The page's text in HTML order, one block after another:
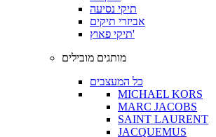
תיקי נסיעה
אביזרי תיקים
תיקי פאוץ'
מותגים מובילים
כל המעצבים
MICHAEL KORS
MARC JACOBS
SAINT LAURENT
JACQUEMUS